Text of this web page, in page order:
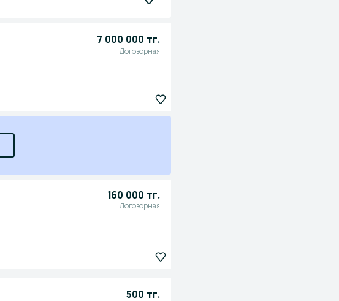
7 000 000 тг.
Договорная
160 000 тг.
Договорная
500 тг.